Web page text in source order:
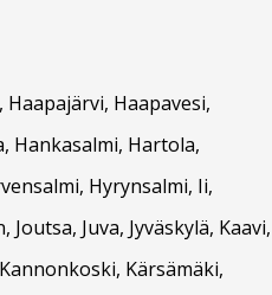
Haapavesi,
Hankasalmi, Hartola,
Hyrynsalmi, Ii,
Joutsa, Juva, Jyväskylä, Kaavi,
Kärsämäki,